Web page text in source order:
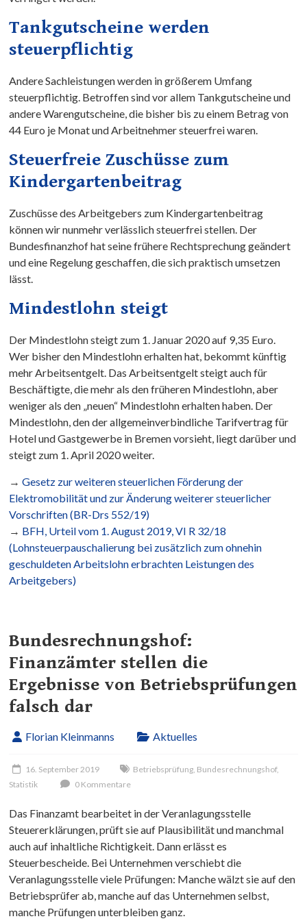
Tankgutscheine werden
steuerpflichtig
Andere Sachleistungen werden in größerem Umfang
steuerpflichtig. Betroffen sind vor allem Tankgutscheine und
andere Warengutscheine, die bisher bis zu einem Betrag von
44 Euro je Monat und Arbeitnehmer steuerfrei waren.
Steuerfreie Zuschüsse zum
Kindergartenbeitrag
Zuschüsse des Arbeitgebers zum Kindergartenbeitrag
können wir nunmehr verlässlich steuerfrei stellen. Der
Bundesfinanzhof hat seine frühere Rechtsprechung geändert
und eine Regelung geschaffen, die sich praktisch umsetzen
lässt.
Mindestlohn steigt
Der Mindestlohn steigt zum 1. Januar 2020 auf 9,35 Euro.
Wer bisher den Mindestlohn erhalten hat, bekommt künftig
mehr Arbeitsentgelt. Das Arbeitsentgelt steigt auch für
Beschäftigte, die mehr als den früheren Mindestlohn, aber
weniger als den „neuen“ Mindestlohn erhalten haben. Der
Mindestlohn, den der allgemeinverbindliche Tarifvertrag für
Hotel und Gastgewerbe in Bremen vorsieht, liegt darüber und
steigt zum 1. April 2020 weiter.
→Gesetz zur weiteren steuerlichen Förderung der
Elektromobilität und zur Änderung weiterer steuerlicher
Vorschriften (BR-Drs 552/19)
→ BFH, Urteil vom 1. August 2019, VI R 32/18
(Lohnsteuerpauschalierung bei zusätzlich zum ohnehin
geschuldeten Arbeitslohn erbrachten Leistungen des
Arbeitgebers)
Bundesrechnungshof:
Finanzämter stellen die
Ergebnisse von Betriebsprüfungen
falsch dar
Florian Kleinmanns Aktuelles
16. September 2019 Betriebsprüfung Bundesrechnungshof,
Statistik
0 Kommentare
Das Finanzamt bearbeitet in der Veranlagungsstelle
Steuererklärungen, prüft sie auf Plausibilität und manchmal
auch auf inhaltliche Richtigkeit. Dann erlässt es
Steuerbescheide. Bei Unternehmen verschiebt die
Veranlagungsstelle viele Prüfungen: Manche wälzt sie auf den
Betriebsprüfer ab, manche auf das Unternehmen selbst,
manche Prüfungen unterbleiben ganz.